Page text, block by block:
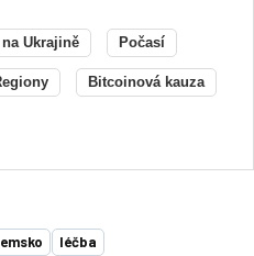
Ukrajině Počasí
Bitcoinová kauza
léčba